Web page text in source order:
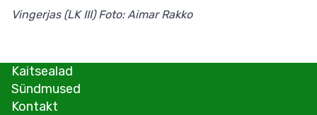
Vingerjas (LK III) Foto: Aimar Rakko
Kaitsealad
Sündmused
Kontakt